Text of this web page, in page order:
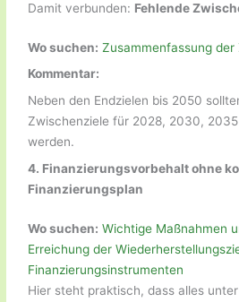
Damit verbunden: Fehlende
Wo suchen: Zusammenfassung
Kommentar:
Neben den Endzielen bis 2050
Zwischenziele für 2028, 2030,
werden.
4. Finanzierungsvorbehalt ohne
Finanzierungsplan
Wo suchen: Wichtige Maßnahmen
Erreichung der
Finanzierungsinstrumenten
Hier steht praktisch, dass alles